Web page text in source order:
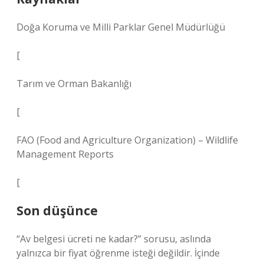
Doğa Koruma ve Milli Parklar Genel Müdürlüğü
[
Tarım ve Orman Bakanlığı
[
FAO (Food and Agriculture Organization) – Wildlife
Management Reports
[
Son düşünce
“Av belgesi ücreti ne kadar?” sorusu, aslında
yalnızca bir fiyat öğrenme isteği değildir. İçinde